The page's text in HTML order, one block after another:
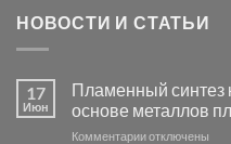
НОВОСТИ И СТАТЬИ
17
Июн
Пламенный синтез
основе металлов
Комментариикотключены